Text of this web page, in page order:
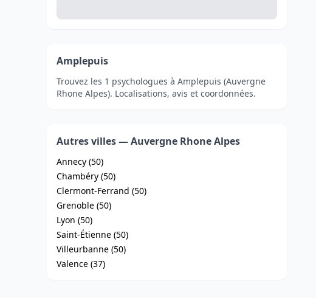
Amplepuis
Trouvez les 1 psychologues à Amplepuis (Auvergne
Rhone Alpes). Localisations, avis et coordonnées.
Autres villes — Auvergne Rhone Alpes
Annecy (50)
Chambéry (50)
Clermont-Ferrand (50)
Grenoble (50)
Lyon (50)
Saint-Étienne (50)
Villeurbanne (50)
Valence (37)